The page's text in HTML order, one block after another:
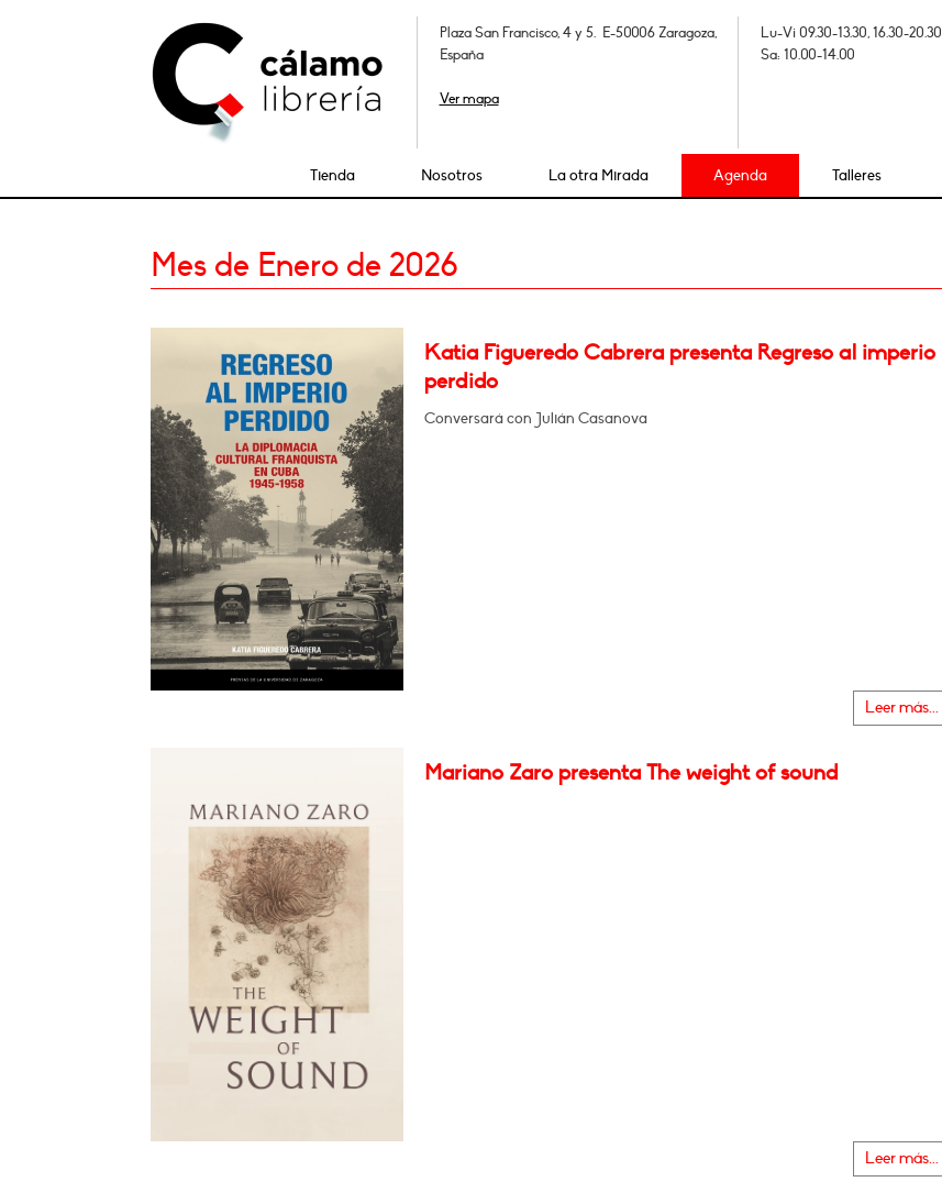
Plaza San Francisco, 4 y 5. E-50006 Zaragoza,
España
Ver mapa
Lu-Vi 09.30-13.30, 16.30-20.30
Sa: 10.00-14.00
Tienda Nosotros La otra Mirada Agenda Talleres
Mes de Enero de 2026
Katia Figueredo Cabrera presenta Regreso al imperio
perdido
Conversará con Julián Casanova
Leer más...
Mariano Zaro presenta The weight of sound
Leer más...